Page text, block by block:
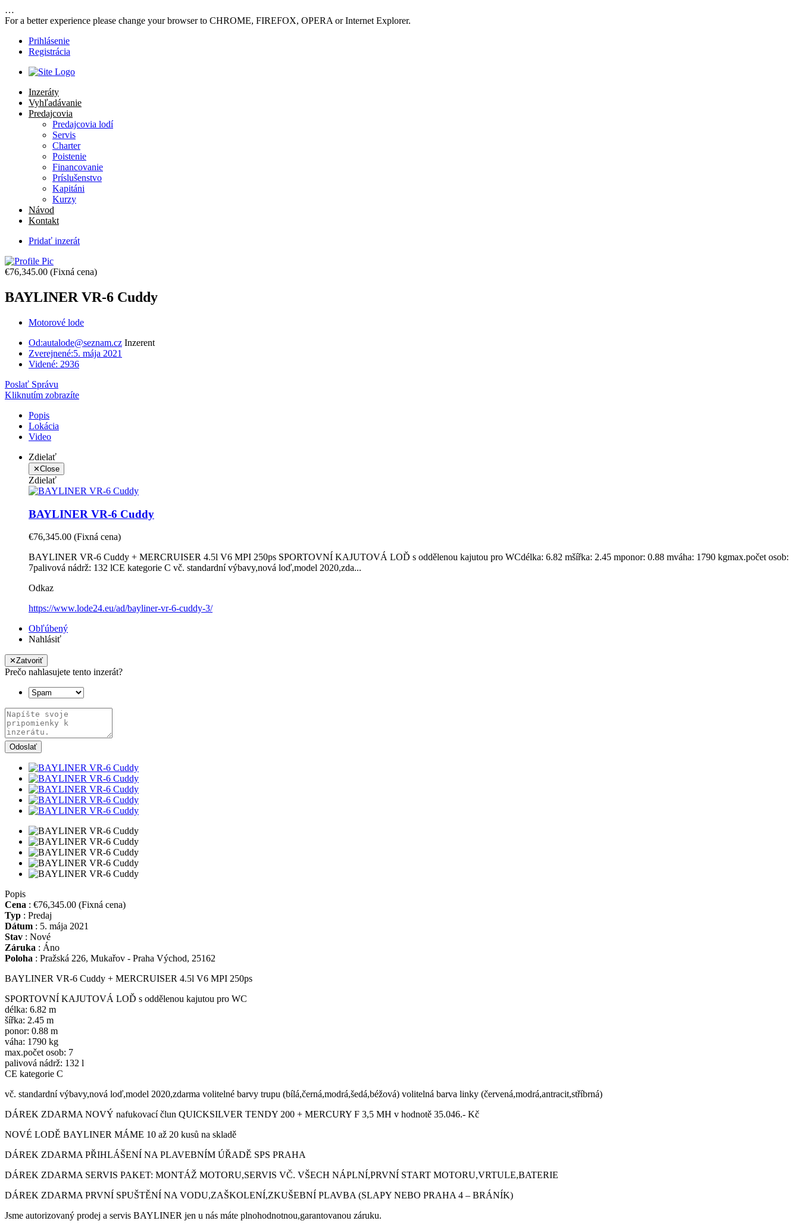
…
For a better experience please change your browser to CHROME, FIREFOX, OPERA or Internet Explorer.
Prihlásenie
Registrácia
Inzeráty
Vyhľadávanie
Predajcovia
Predajcovia lodí
Servis
Charter
Poistenie
Financovanie
Príslušenstvo
Kapitáni
Kurzy
Návod
Kontakt
Pridať inzerát
€76,345.00 (Fixná cena)
BAYLINER VR-6 Cuddy
Motorové lode
Od:autalode@seznam.cz Inzerent
Zverejnené:5. mája 2021
Videné: 2936
Poslať Správu
Kliknutím zobrazíte
Popis
Lokácia
Video
Zdielať
✕Close
Zdielať
BAYLINER VR-6 Cuddy
€76,345.00 (Fixná cena)
BAYLINER VR-6 Cuddy + MERCRUISER 4.5l V6 MPI 250ps SPORTOVNÍ KAJUTOVÁ LOĎ s oddělenou kajutou pro WCdélka: 6.82 mšířka: 2.45 mponor: 0.88 mváha: 1790 kgmax.počet osob:
7palivová nádrž: 132 lCE kategorie C vč. standardní výbavy,nová loď,model 2020,zda...
Odkaz
https://www.lode24.eu/ad/bayliner-vr-6-cuddy-3/
Obľúbený
Nahlásiť
✕Zatvoriť
Prečo nahlasujete tento inzerát?
Odoslať
Popis
Cena : €76,345.00 (Fixná cena)
Typ : Predaj
Dátum : 5. mája 2021
Stav : Nové
Záruka : Áno
Poloha : Pražská 226, Mukařov - Praha Východ, 25162
BAYLINER VR-6 Cuddy + MERCRUISER 4.5l V6 MPI 250ps
SPORTOVNÍ KAJUTOVÁ LOĎ s oddělenou kajutou pro WC
délka: 6.82 m
šířka: 2.45 m
ponor: 0.88 m
váha: 1790 kg
max.počet osob: 7
palivová nádrž: 132 l
CE kategorie C
vč. standardní výbavy,nová loď,model 2020,zdarma volitelné barvy trupu (bílá,černá,modrá,šedá,béžová) volitelná barva linky (červená,modrá,antracit,stříbrná)
DÁREK ZDARMA NOVÝ nafukovací člun QUICKSILVER TENDY 200 + MERCURY F 3,5 MH v hodnotě 35.046.- Kč
NOVÉ LODĚ BAYLINER MÁME 10 až 20 kusů na skladě
DÁREK ZDARMA PŘIHLÁŠENÍ NA PLAVEBNÍM ÚŘADĚ SPS PRAHA
DÁREK ZDARMA SERVIS PAKET: MONTÁŽ MOTORU,SERVIS VČ. VŠECH NÁPLNÍ,PRVNÍ START MOTORU,VRTULE,BATERIE
DÁREK ZDARMA PRVNÍ SPUŠTĚNÍ NA VODU,ZAŠKOLENÍ,ZKUŠEBNÍ PLAVBA (SLAPY NEBO PRAHA 4 – BRÁNÍK)
Jsme autorizovaný prodej a servis BAYLINER jen u nás máte plnohodnotnou,garantovanou záruku.